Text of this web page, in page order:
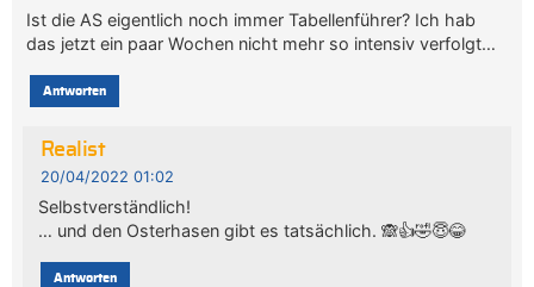
Ist die AS eigentlich noch immer Tabellenführer? Ich hab
das jetzt ein paar Wochen nicht mehr so intensiv verfolgt…
Antworten
Realist
20/04/2022 01:02
Selbstverständlich!
… und den Osterhasen gibt es tatsächlich. 🙈👍🤣😇😂
Antworten